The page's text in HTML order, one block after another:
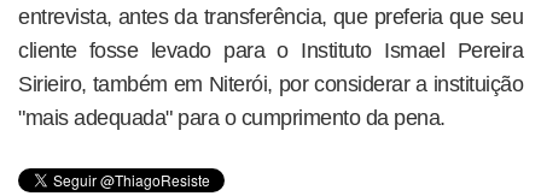
entrevista, antes da transferência, que preferia que seu
cliente fosse levado para o Instituto Ismael Pereira
Sirieiro, também em Niterói, por considerar a instituição
"mais adequada" para o cumprimento da pena.